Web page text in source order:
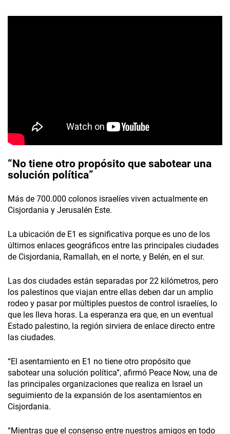
“No tiene otro propósito que sabotear una
solución política”
Más de 700.000 colonos israelíes viven actualmente en
Cisjordania y Jerusalén Este.
La ubicación de E1 es significativa porque es uno de los
últimos enlaces geográficos entre las principales ciudades
de Cisjordania, Ramallah, en el norte, y Belén, en el sur.
Las dos ciudades están separadas por 22 kilómetros, pero
los palestinos que viajan entre ellas deben dar un amplio
rodeo y pasar por múltiples puestos de control israelíes, lo
que les lleva horas. La esperanza era que, en un eventual
Estado palestino, la región sirviera de enlace directo entre
las ciudades.
“El asentamiento en E1 no tiene otro propósito que
sabotear una solución política”, afirmó Peace Now, una de
las principales organizaciones que realiza en Israel un
seguimiento de la expansión de los asentamientos en
Cisjordania.
“Mientras que el consenso entre nuestros amigos en todo